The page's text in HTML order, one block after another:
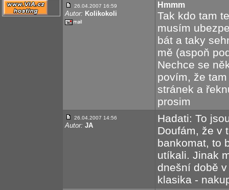
26.04.2007 16:59
Autor: Kolikokoli
Hmmm
Tak kdo tam
musím
bát a taky
mě (aspoň
Nechce se
povím, že
stránek a
prosim
26.04.2007 14:56
Autor: JA
Hadati: To
Doufám, že v
bankomat, to
utíkali. Jinak
dnešní době
klasika -